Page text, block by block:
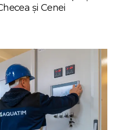
și Cenei